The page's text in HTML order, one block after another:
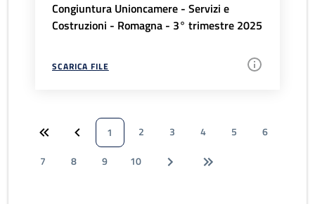
Congiuntura Unioncamere - Servizi e
Costruzioni - Romagna - 3° trimestre 2025
SCARICA FILE
1 2 3 4 5
6
7
8 9 10